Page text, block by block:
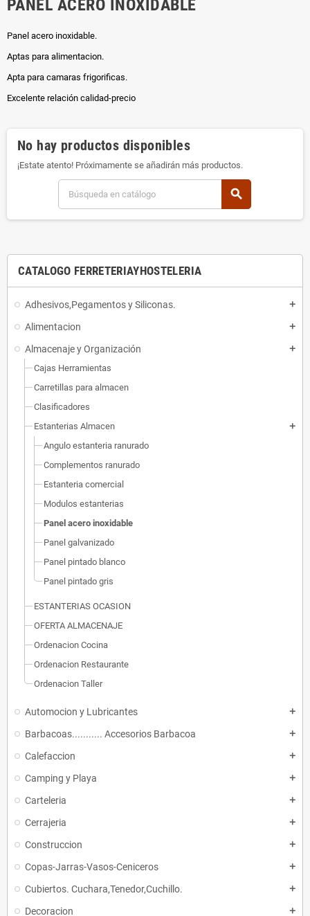
CATALOGO FERRETERIAYHOSTELERIA
Adhesivos,Pegamentos y Siliconas. add
Alimentacion add
Almacenaje y Organización add
Cajas Herramientas
Carretillas para almacen
Clasificadores
Estanterias Almacen
add
Angulo estanteria ranurado
Complementos ranurado
Estanteria comercial
Modulos estanterias
Panel acero inoxidable
Panel galvanizado
Panel pintado blanco
Panel pintado gris
ESTANTERIAS OCASION
OFERTA ALMACENAJE
Ordenacion Cocina
Ordenacion Restaurante
Ordenacion Taller
Automocion y Lubricantes add
Barbacoas........... Accesorios Barbacoa add
Calefaccion add
Camping y Playa add
Carteleria add
Cerrajeria add
Construccion add
Copas-Jarras-Vasos-Ceniceros add
Cubiertos. Cuchara,Tenedor,Cuchillo. add
Decoracion add
PANEL ACERO INOXIDABLE
Panel acero inoxidable.
Aptas para alimentacion.
Apta para camaras frigorificas.
Excelente relación calidad-precio
No hay productos disponibles
¡Estate atento! Próximamente se añadirán más productos.
search